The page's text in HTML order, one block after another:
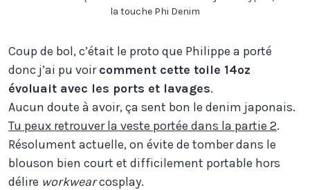
la touche Phi Denim
Coup de bol, c’était le proto que Philippe a porté
donc j’ai pu voircomment cette toile 14oz
évoluait avec les ports et lavages.
Aucun doute à avoir, ça sent bon le denim japonais.
Tu peux retrouver la veste portée dans la partie 2.
Résolument actuelle, on évite de tomber dans le
blouson bien court et difficilement portable hors
délire workwearcosplay.